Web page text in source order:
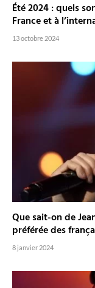
Été 2024 : quels
France et à
13 octobre 2024
Que sait-on de
préférée des
8 janvier 2024